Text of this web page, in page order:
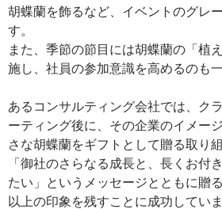
胡蝶蘭を飾るなど、イベントのグレ
す。
また、季節の節目には胡蝶蘭の「植
施し、社員の参加意識を高めるのも一
あるコンサルティング会社では、ク
ーティング後に、その企業のイメー
さな胡蝶蘭をギフトとして贈る取り
「御社のさらなる成長と、長くお付
たい」というメッセージとともに贈
以上の印象を残すことに成功していま